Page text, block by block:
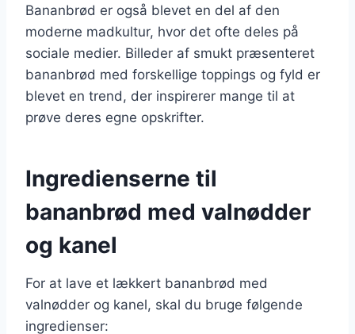
Bananbrød er også blevet en del af den
moderne madkultur, hvor det ofte deles på
sociale medier. Billeder af smukt præsenteret
bananbrød med forskellige toppings og fyld er
blevet en trend, der inspirerer mange til at
prøve deres egne opskrifter.
Ingredienserne til
bananbrød med valnødder
og kanel
For at lave et lækkert bananbrød med
valnødder og kanel, skal du bruge følgende
ingredienser: